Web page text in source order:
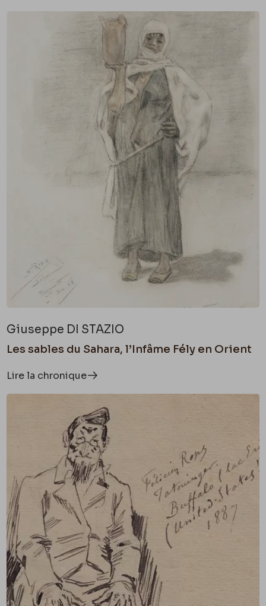
Giuseppe DI STAZIO
Les sables du Sahara, l’Infâme Fély en Orient
Lire la chronique